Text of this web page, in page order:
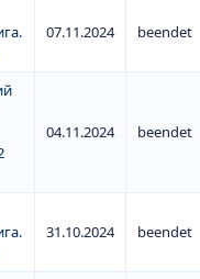
07.11.2024 beendet
04.11.2024 beendet
31.10.2024 beendet